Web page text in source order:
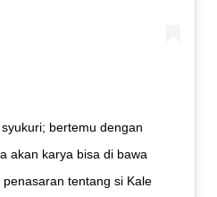
bertemu dengan
akan karya bisa di bawa
tentang si Kale